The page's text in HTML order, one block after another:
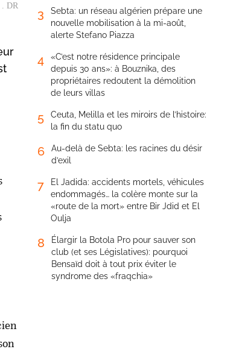
DR
3
Sebta: un réseau algérien prépare une
nouvelle mobilisation à la mi-août,
alerte Stefano Piazza
4
«C’est notre résidence principale
depuis 30 ans»: à Bouznika, des
propriétaires redoutent la démolition
de leurs villas
5
Ceuta, Melilla et les miroirs de l’histoire:
la fin du statu quo
6
Au-delà de Sebta: les racines du désir
d’exil
7
El Jadida: accidents mortels, véhicules
endommagés… la colère monte sur la
«route de la mort» entre Bir Jdid et El
Oulja
8
Élargir la Botola Pro pour sauver son
club (et ses Législatives): pourquoi
Bensaïd doit à tout prix éviter le
syndrome des «fraqchia»